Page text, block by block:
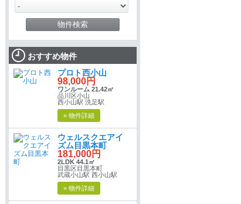
おすすめ物件
プロト西小山
98,000円
ワンルーム 21.42㎡
品川区小山
西小山駅 洗足駅
» 物件詳細
ウェルスクエアイ
ズム目黒本町
181,000円
2LDK 44.1㎡
目黒区目黒本町
武蔵小山駅 西小山駅
» 物件詳細